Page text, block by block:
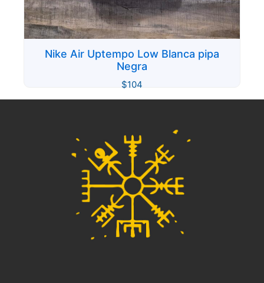
Nike Air Uptempo Low Blanca pipa
Negra
$104